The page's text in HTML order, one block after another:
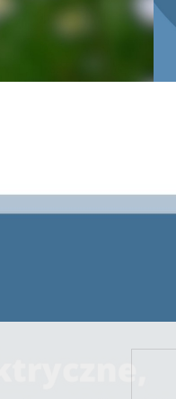
odpady
zebranych.
wprowadzony został
selektywnie. W
było to już odpowiednio
segregujemy również tę
dyrektor operacyjny
państwa
użycia.
ogólnie zebranych w
zbierane selektywnie